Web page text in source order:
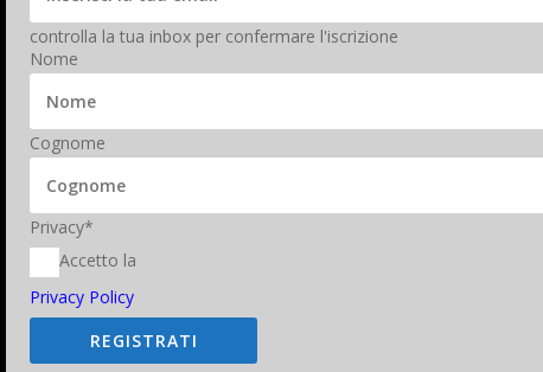
controlla la tua inbox per confermare l'iscrizione
Nome
Cognome
Privacy*
Accetto la
Privacy Policy
REGISTRATI